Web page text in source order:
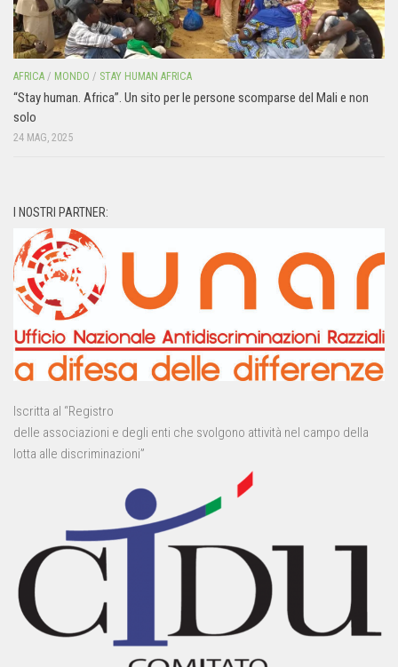
AFRICA / MONDO / STAY HUMAN AFRICA
“Stay human. Africa”. Un sito per le persone scomparse del Mali e non
solo
24 MAG, 2025
I NOSTRI PARTNER:
Iscritta al “Registro
delle associazioni e degli enti che svolgono attività nel campo della
lotta alle discriminazioni”